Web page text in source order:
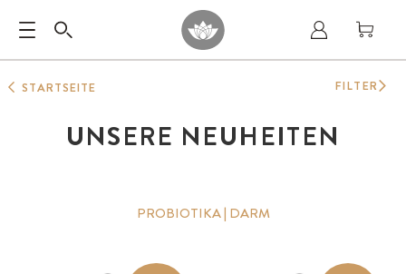
STARTSEITE
UNSERE NEUHEITEN
PROBIOTIKA | DARM
FILTER